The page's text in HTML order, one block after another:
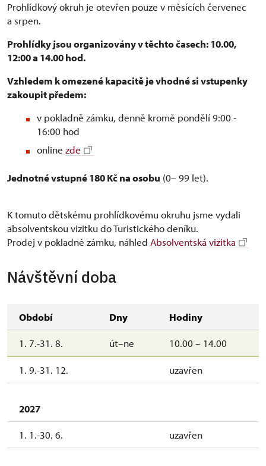
Prohlídkový okruh je otevřen pouze v měsících červenec
a srpen.
Prohlídky jsou organizovány v těchto časech: 10.00,
12:00 a 14.00 hod.
Vzhledem k omezené kapacitě je vhodné si vstupenky
zakoupit předem:
v pokladně zámku, denně kromě pondělí 9:00 -
16:00 hod
online zde
Jednotné vstupné 180 Kč na osobu (0– 99 let).
K tomuto dětskému prohlídkovému okruhu jsme vydali
absolventskou vizitku do Turistického deníku.
Prodej v pokladně zámku, náhled Absolventská vizitka
Návštěvní doba
Období Dny Hodiny
1. 7.-31. 8. út–ne 10.00 – 14.00
1. 9.-31. 12. uzavřen
2027
1. 1.-30. 6. uzavřen